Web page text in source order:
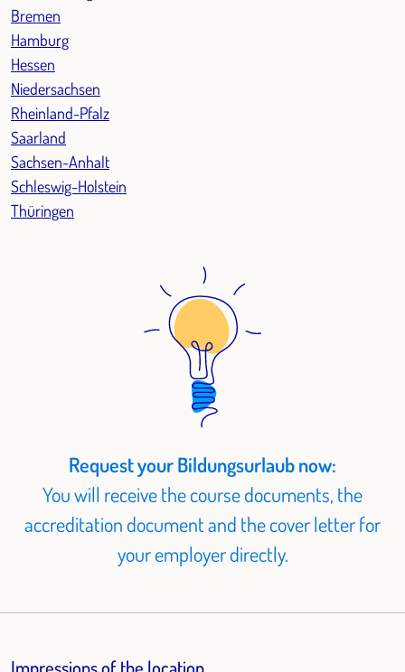
Bremen
Hamburg
Hessen
Niedersachsen
Rheinland-Pfalz
Saarland
Sachsen-Anhalt
Schleswig-Holstein
Thüringen
Request your Bildungsurlaub now:
You will receive the course documents, the
accreditation document and the cover letter for
your employer directly.
Impressions of the location